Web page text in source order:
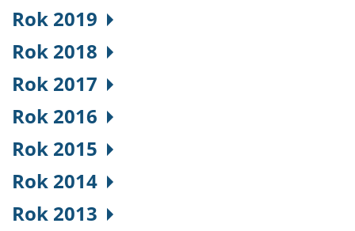
Rok 2019
Rok 2018
Rok 2017
Rok 2016
Rok 2015
Rok 2014
Rok 2013